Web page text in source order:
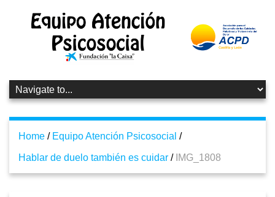
Home / Equipo Atención Psicosocial /
Hablar de duelo también es cuidar / IMG_1808